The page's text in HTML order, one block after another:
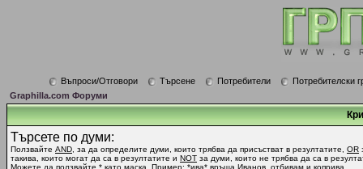
Въпроси/Отговори Търсене Потребители
Потребителски
Graphilla.com Форуми
Търсете по думи:
Ползвайте AND , за да определите думи, които трябва да присъстват в резултатите, OR
такива, които могат да са в резултатите и NOT за думи, които не трябва да са в
Можете да ползвайте * като маска. Пример: *ива* връща Иванов, отбивам и коприва.